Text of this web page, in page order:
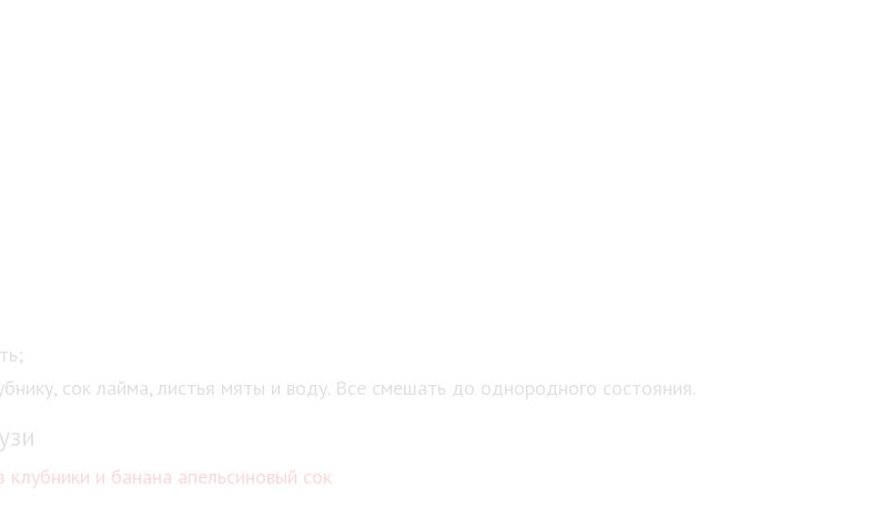
сок лайма, листья мяты и воду. Все смешать до однородного состояния.